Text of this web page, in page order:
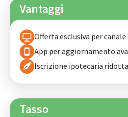
Vantaggi
Offerta esclusiva per
App per aggiornamento
Iscrizione ipotecaria
Tasso